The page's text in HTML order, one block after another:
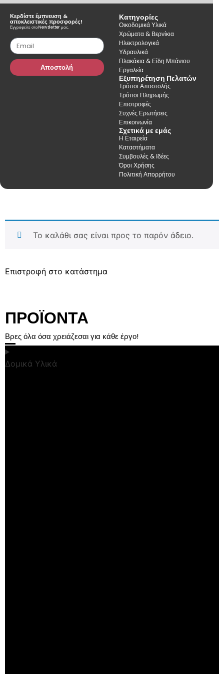
Κερδίστε έμπνευση &
αποκλειστικές προσφορές!
Εγγραφείτε στο Newsletter μας.
Αποστολή
Κατηγορίες
Οικοδομικά Υλικά
Χρώματα & Βερνίκια
Ηλεκτρολογικά
Υδραυλικά
Πλακάκια & Είδη Μπάνιου
Εργαλεία
Εξυπηρέτηση Πελατών
Τρόποι Αποστολής
Τρόποι Πληρωμής
Επιστροφές
Συχνές Ερωτήσεις
Επικοινωνία
Σχετικά με εμάς
Η Εταιρεία
Καταστήματα
Συμβουλές & Ιδέες
Όροι Χρήσης
Πολιτική Απορρήτου
Το καλάθι σας είναι προς το παρόν άδειο.
Επιστροφή στο κατάστημα
ΠΡΟΪΟΝΤΑ
Βρες όλα όσα χρειάζεσαι για κάθε έργο!
Δομικά Υλικά